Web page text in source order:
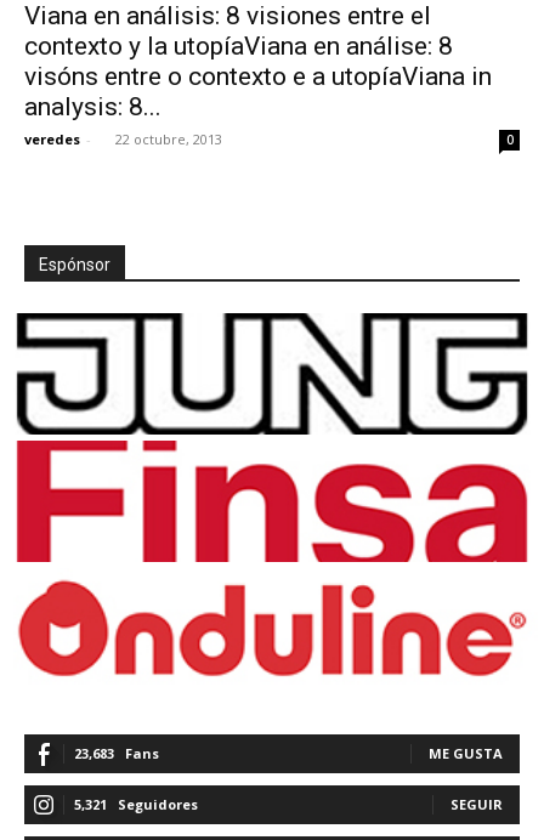
Viana en análisis: 8 visiones entre el
contexto y la utopíaViana en análise: 8
visóns entre o contexto e a utopíaViana in
analysis: 8...
veredes - 22 octubre, 2013 0
Espónsor
23,683 Fans ME GUSTA
5,321 Seguidores SEGUIR